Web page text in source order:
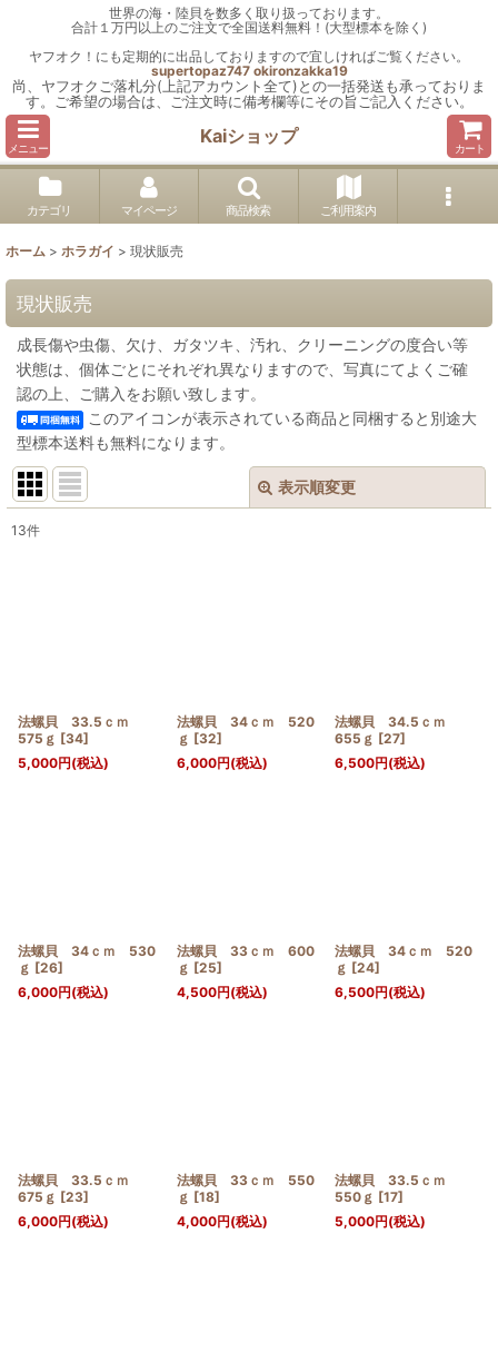
世界の海・陸貝を数多く取り扱っております。
合計１万円以上のご注文で全国送料無料！(大型標本を除く)
ヤフオク！にも定期的に出品しておりますので宜しければご覧ください。
supertopaz747 okironzakka19
尚、ヤフオクご落札分(上記アカウント全て)との一括発送も承っておりま
す。ご希望の場合は、ご注文時に備考欄等にその旨ご記入ください。
メニュー
Kaiショップ
カート
カテゴリ マイページ 商品検索 ご利用案内
ホーム > ホラガイ > 現状販売
現状販売
成長傷や虫傷、欠け、ガタツキ、汚れ、クリーニングの度合い等
状態は、個体ごとにそれぞれ異なりますので、写真にてよくご確
認の上、ご購入をお願い致します。
このアイコンが表示されている商品と同梱すると別途大
型標本送料も無料になります。
表示順変更
13件
法螺貝 33.5ｃｍ
575ｇ [34]
5,000円(税込)
法螺貝 34ｃｍ 520
ｇ [32]
6,000円(税込)
法螺貝 34.5ｃｍ
655ｇ [27]
6,500円(税込)
法螺貝 34ｃｍ 530
ｇ [26]
6,000円(税込)
法螺貝 33ｃｍ 600
ｇ [25]
4,500円(税込)
法螺貝 34ｃｍ 520
ｇ [24]
6,500円(税込)
法螺貝 33.5ｃｍ
675ｇ [23]
6,000円(税込)
法螺貝 33ｃｍ 550
ｇ [18]
4,000円(税込)
法螺貝 33.5ｃｍ
550ｇ [17]
5,000円(税込)